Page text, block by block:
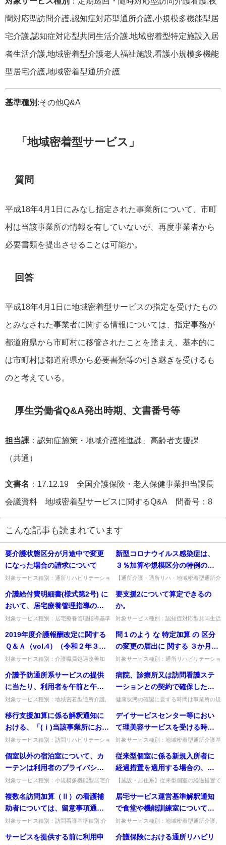
間対応型訪問介護,認知症対応型通所介護,小規模多機能型居
宅介護,認知症対応型共同生活介護.地域密着型特定施設入居
者生活介護,地域密着型介護老人福祉施設,看護小規模多機能
型居宅介護,地域密着型通所介護
基準種別 :その他Q&A
「地域密着型サービス」
質問
平成18年4月1日にみなし指定された事業所について、市町
村は当該事業所の情報を有していないが、再度事業者から
必要書類を提出させることは可能か。
回答
平成18年4月1日に地域密着型サービスの指定を受けたもの
とみなされた事業者に関する情報については、指定事務が
都道府県から市町村に移管されたことを踏まえ、基本的に
は市町村は都道府県から必要書類等の引き継ぎを受けるも
のと考えている。
厚生労働省Q&A発出時期、文書番号等
担当課 ：認知症施策・地域介護推進課、高齢者支援課
（共通）
文書名 ：17.12.19 全国介護保険・老人保健事業担当課長
会議資料 地域密着型サービスに関するQ&A 問番号：8
こんな記事も読まれています
要介護状態区分が月途中で変更
になった場合の請求について
対象サービス種別：通所リハビリテーショ
応型通所介護,短期入所生活介護,短期入所
療養介護,福祉用具貸...
新型コロナウイルス感染症は、
３％加算や規模区分の特例の対
象となる感染症とされている
（※）が、令和４年度も引き続
き同加算や特例の対象となる感
染症と考えてよいか。
【通所介護・通所リハ・地域密着型通所介
算や規模区分特例の対象として令和4年度
も継続。対象外とする際は事...
介護給付費明細書(様式第2号) に
おいて、居宅療養管理指導のみ
の請求を行う場合は居宅サービ
ス計画欄の記載を要しないこと
となっているが、インタフェー
ス仕様書においては、居宅サー
ビス計画作成区分コードは必須
項目となっている、伝送または
磁気媒体で請求する場合には、
何を設定するのか。
対象サービス種別：居宅療養管理指導基準
請求を行うときの居宅サービス計画欄の記
載」質問介護給付費明細書(...
要支援2について算定できるの
か。
対象サービス種別：認知症対応型共同生活
算」質問要支援2について算定できるの
か。回答要支援者については、...
2019年度介護報酬改定に関する
Ｑ＆Ａ（vol.4）（令和２年３月
30日）問４において、「これに
より難い合理的な理由がある場
合」の例示及び推計方法例が示
されているが、勤続年数が長い
職員が退職し、勤続年数の短い
職員を採用した場合等は、これ
に該当するのか。またどのよう
に推計するのか。
対象サービス種別：介護職員処遇改善加
別:介護報酬「」質問2019年度介護報酬改
定に関するＱ＆Ａ（vol....
問１のよう な 特定加算 の 区分
の変更の届出に 関する ３か月間
の経過措置 について、訪問介護
における 特定事業所加算 も同様
の特例が認められるのか 。
対象サービス種別：通所リハビリテーショ
応型通所介護,短期入所生活介護,短期入所
療養介護,訪問介護,...
介護予防通所系サービスの提供
に当たり、利用者を午前と午後
に分けてサービス提供を行うこ
とは可能か。
対象サービス種別：地域密着型通所介護,
運営基準「介護予防通所介護・通所リハビ
リテーション （サービス...
病院、診療所又は訪問看護ステ
ーションとの契約で確保した看
護職員は、営業日ごとに利用者
あるが、その場合どの程度の従
事時間が必要か。また、事業所
に駆けつけることができる体制
とは、どの程度の距離を想定し
ているのか。
健康状態の確認に要する時間は事業所の規
利用者全員に対して適切に健康状態の確認
を行えるよう病院・診療所・...
移行支援加算に係る解釈通知に
おける、「(ｉ)当該事業所におけ
る評価対象期間の利用者ごとの
利用者延月数の合計」は、具体
的にはどのように算出するか。
対象サービス種別：訪問リハビリテーショ
報酬「リハビリテーションマネジメント加
算」質問移行支援加算に係...
デイサービスセンター等におい
て理美容サービスを受ける時間
帯は、通所サービス開始前又は
終了後に限られるか。
対象サービス種別：地域密着型通所介護基
理美容サービスの利用」質問デイサービス
センター等において理美容サ...
個室以外の宿泊室について、カ
ーテンは利用者のプライバシー
が確保されたしつらえとは考え
にくいことから不可とされてい
るが、アコーディオンカーテン
ではどうか。
対象サービス種別：小規模多機能型居宅介
以外の宿泊室について、カーテンは利用者
のプライバシーが確保された...
従来型個室に係る新規入所者に
経過措置を適用する場合の、医
師の判断について、判断に用い
るための様式等が示されるの
か。
【施設・居住系】従来型個室の経過措置で
式は示されないが、判断を担保する根拠書
類を整備しておく必要がある...
複数名訪問加算（Ⅱ）の看護補
助者については、留意事項通知
において「資格は問わないが、
秘密保持や安全等の観点から、
訪問看護事業所に雇用されてい
対象サービス種別：訪問看護基準種別:介
加算（Ⅱ）の看護補助者については、留意
居宅サービス運営基準解釈通知
で食堂や機能訓練室について狭
隘な部屋を多数設置することで
面積を確保するべきではない
が、指定通所介護の単位をさら
対象サービス種別：地域密着型通所介護,
設備基準「機能訓練室等の確保」質問居宅
サービスを提供する前に利用申
介護保険における通所リハビリ